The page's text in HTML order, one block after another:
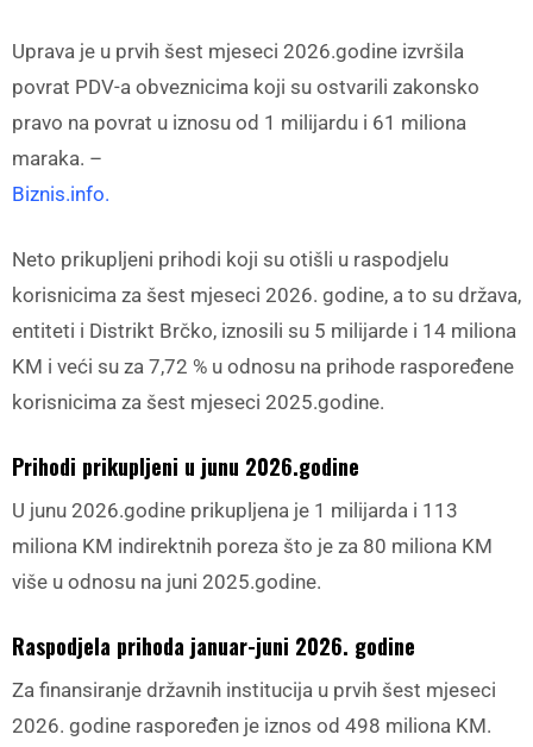
Uprava je u prvih šest mjeseci 2026.godine izvršila
povrat PDV-a obveznicima koji su ostvarili zakonsko
pravo na povrat u iznosu od 1 milijardu i 61 miliona
maraka. –
Biznis.info.
Neto prikupljeni prihodi koji su otišli u raspodjelu
korisnicima za šest mjeseci 2026. godine, a to su država,
entiteti i Distrikt Brčko, iznosili su 5 milijarde i 14 miliona
KM i veći su za 7,72 % u odnosu na prihode raspoređene
korisnicima za šest mjeseci 2025.godine.
Prihodi prikupljeni u junu 2026.godine
U junu 2026.godine prikupljena je 1 milijarda i 113
miliona KM indirektnih poreza što je za 80 miliona KM
više u odnosu na juni 2025.godine.
Raspodjela prihoda januar-juni 2026. godine
Za finansiranje državnih institucija u prvih šest mjeseci
2026. godine raspoređen je iznos od 498 miliona KM.